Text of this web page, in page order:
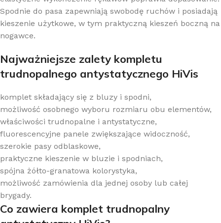
Spodnie do pasa zapewniają swobodę ruchów i posiadają
kieszenie użytkowe, w tym praktyczną kieszeń boczną na
nogawce.
Najważniejsze zalety kompletu
trudnopalnego antystatycznego HiVis
komplet składający się z bluzy i spodni,
możliwość osobnego wyboru rozmiaru obu elementów,
właściwości trudnopalne i antystatyczne,
fluorescencyjne panele zwiększające widoczność,
szerokie pasy odblaskowe,
praktyczne kieszenie w bluzie i spodniach,
spójna żółto-granatowa kolorystyka,
możliwość zamówienia dla jednej osoby lub całej
brygady.
Co zawiera komplet trudnopalny